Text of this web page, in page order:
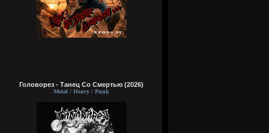
Головорез - Tанец Со Смертью (2026)
Metal / Heavy / Punk